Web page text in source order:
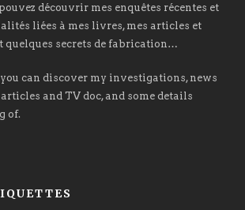
découvrir mes enquêtes récentes et
liées à mes livres, mes articles et
quelques secrets de fabrication…
can discover my investigations, news
and TV doc, and some details
of.